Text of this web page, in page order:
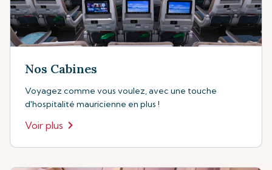
Nos Cabines
Voyagez comme vous voulez, avec une touche
d'hospitalité mauricienne en plus !
Voir plus